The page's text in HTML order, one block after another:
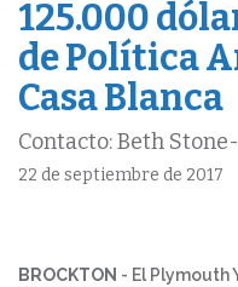
125.000
de Política
Casa Blanca
Contacto: Beth
22 de septiembre de 2017
BROCKTON - El